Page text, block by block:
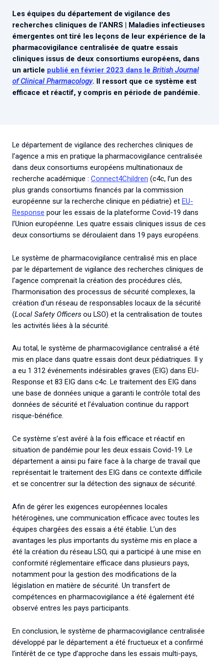
Collaboration avec les acteurs communautaires
Cellules Émergence
Retrouvez toutes les cellules Émergence, actives ou
inactives.
Les équipes du département de vigilance des
recherches cliniques de l’ANRS | Maladies infectieuses
émergentes ont tiré les leçons de leur expérience de la
pharmacovigilance centralisée de quatre essais
cliniques issus de deux consortiums européens, dans
un article publié en février 2023 dans le British Journal
of Clinical Pharmacology. Il ressort que ce système est
efficace et réactif, y compris en période de pandémie.
Le département de vigilance des recherches cliniques de
l’agence a mis en pratique la pharmacovigilance centralisée
dans deux consortiums européens multinationaux de
recherche académique : Connect4Children (c4c, l’un des
plus grands consortiums financés par la commission
européenne sur la recherche clinique en pédiatrie) et EU-
Response pour les essais de la plateforme Covid-19 dans
l’Union européenne. Les quatre essais cliniques issus de ces
deux consortiums se déroulaient dans 19 pays européens.
Le système de pharmacovigilance centralisé mis en place
par le département de vigilance des recherches cliniques de
l’agence comprenait la création des procédures clés,
l’harmonisation des processus de sécurité complexes, la
création d’un réseau de responsables locaux de la sécurité
(Local Safety Officers ou LSO) et la centralisation de toutes
les activités liées à la sécurité.
Au total, le système de pharmacovigilance centralisé a été
mis en place dans quatre essais dont deux pédiatriques. Il y
a eu 1 312 événements indésirables graves (EIG) dans EU-
Response et 83 EIG dans c4c. Le traitement des EIG dans
une base de données unique a garanti le contrôle total des
données de sécurité et l’évaluation continue du rapport
risque-bénéfice.
Ce système s’est avéré à la fois efficace et réactif en
situation de pandémie pour les deux essais Covid-19. Le
département a ainsi pu faire face à la charge de travail que
représentait le traitement des EIG dans ce contexte difficile
et se concentrer sur la détection des signaux de sécurité.
Afin de gérer les exigences européennes locales
hétérogènes, une communication efficace avec toutes les
équipes chargées des essais a été établie. L’un des
avantages les plus importants du système mis en place a
été la création du réseau LSO, qui a participé à une mise en
conformité réglementaire efficace dans plusieurs pays,
notamment pour la gestion des modifications de la
législation en matière de sécurité. Un transfert de
compétences en pharmacovigilance a été également été
observé entres les pays participants.
En conclusion, le système de pharmacovigilance centralisée
développé par le département a été fructueux et a confirmé
l’intérêt de ce type d’approche dans les essais multi-pays,